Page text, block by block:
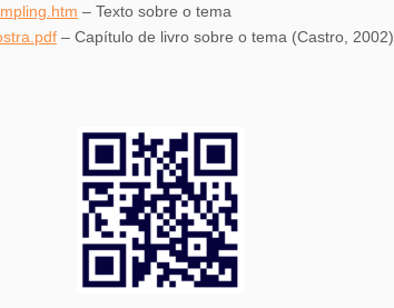
– Texto sobre o tema
– Capítulo de livro sobre o tema (Castro, 2002)